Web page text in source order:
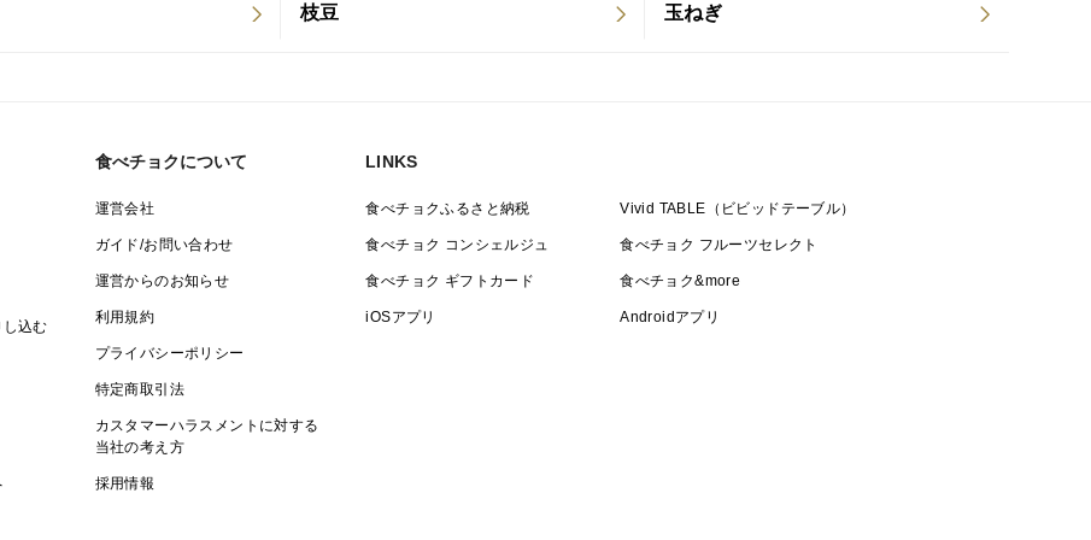
枝豆 玉ねぎ
込む
食べチョクについて
運営会社
ガイド/お問い合わせ
運営からのお知らせ
利用規約
プライバシーポリシー
特定商取引法
カスタマーハラスメントに対する
当社の考え方
採用情報
LINKS
食べチョクふるさと納税 Vivid TABLE（ビビッドテーブル）
食べチョク コンシェルジュ 食べチョク フルーツセレクト
食べチョク ギフトカード 食べチョク&more
iOSアプリ Androidアプリ